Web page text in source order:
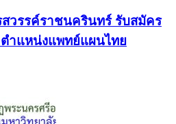
วรรค์ราชนครินทร์ รับสมัคร
ำแหน่งแพทย์แผนไทย